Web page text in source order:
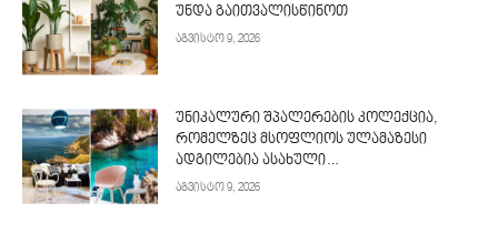
უნდა გაითვალისწინოთ
აგვისტო 9, 2026
უნიკალური შპალერების კოლექცია,
რომელზეც მსოფლიოს ულამაზესი
ადგილებია ასახული…
აგვისტო 9, 2026